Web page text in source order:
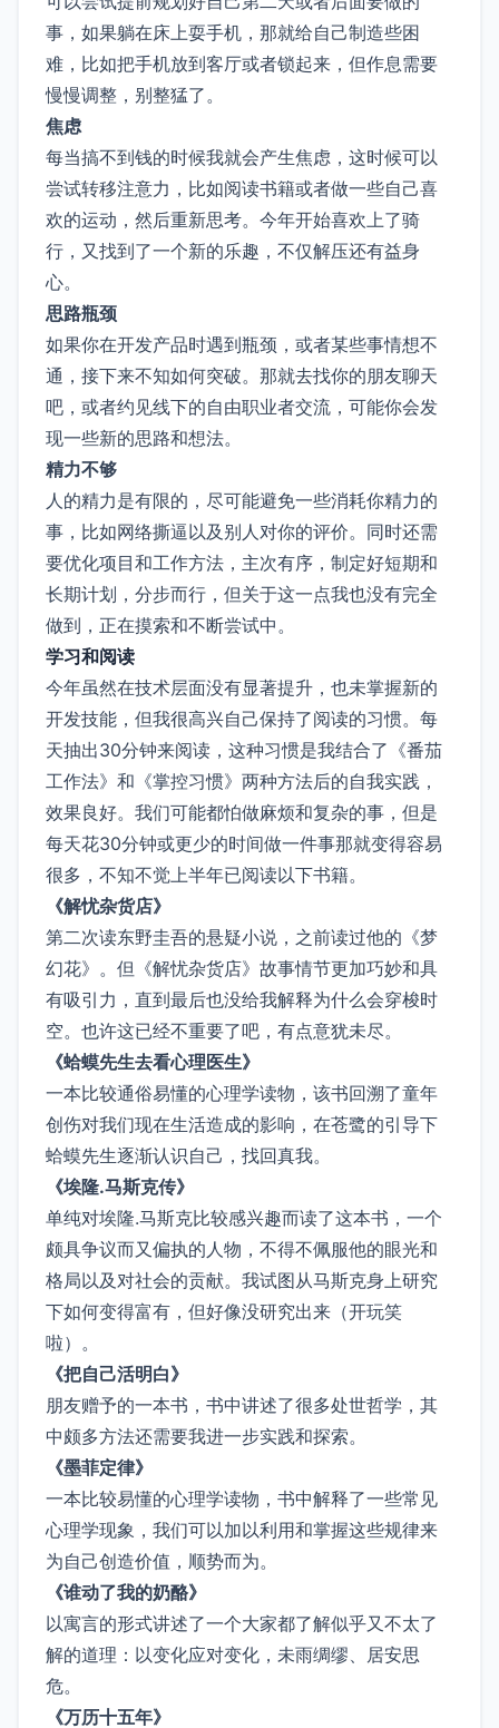
事，如果躺在床上耍手机，那就给自己制造些困
难，比如把手机放到客厅或者锁起来，但作息需要
慢慢调整，别整猛了。
焦虑
每当搞不到钱的时候我就会产生焦虑，这时候可以
尝试转移注意力，比如阅读书籍或者做一些自己喜
欢的运动，然后重新思考。今年开始喜欢上了骑
行，又找到了一个新的乐趣，不仅解压还有益身
心。
思路瓶颈
如果你在开发产品时遇到瓶颈，或者某些事情想不
通，接下来不知如何突破。那就去找你的朋友聊天
吧，或者约见线下的自由职业者交流，可能你会发
现一些新的思路和想法。
精力不够
人的精力是有限的，尽可能避免一些消耗你精力的
事，比如网络撕逼以及别人对你的评价。同时还需
要优化项目和工作方法，主次有序，制定好短期和
长期计划，分步而行，但关于这一点我也没有完全
做到，正在摸索和不断尝试中。
学习和阅读
今年虽然在技术层面没有显著提升，也未掌握新的
开发技能，但我很高兴自己保持了阅读的习惯。每
天抽出30分钟来阅读，这种习惯是我结合了《番茄
工作法》和《掌控习惯》两种方法后的自我实践，
效果良好。我们可能都怕做麻烦和复杂的事，但是
每天花30分钟或更少的时间做一件事那就变得容易
很多，不知不觉上半年已阅读以下书籍。
《解忧杂货店》
第二次读东野圭吾的悬疑小说，之前读过他的《梦
幻花》。但《解忧杂货店》故事情节更加巧妙和具
有吸引力，直到最后也没给我解释为什么会穿梭时
空。也许这已经不重要了吧，有点意犹未尽。
《蛤蟆先生去看心理医生》
一本比较通俗易懂的心理学读物，该书回溯了童年
创伤对我们现在生活造成的影响，在苍鹭的引导下
蛤蟆先生逐渐认识自己，找回真我。
《埃隆.马斯克传》
单纯对埃隆.马斯克比较感兴趣而读了这本书，一个
颇具争议而又偏执的人物，不得不佩服他的眼光和
格局以及对社会的贡献。我试图从马斯克身上研究
下如何变得富有，但好像没研究出来（开玩笑
啦）。
《把自己活明白》
朋友赠予的一本书，书中讲述了很多处世哲学，其
中颇多方法还需要我进一步实践和探索。
《墨菲定律》
一本比较易懂的心理学读物，书中解释了一些常见
心理学现象，我们可以加以利用和掌握这些规律来
为自己创造价值，顺势而为。
《谁动了我的奶酪》
以寓言的形式讲述了一个大家都了解似乎又不太了
解的道理：以变化应对变化，未雨绸缪、居安思
危。
《万历十五年》